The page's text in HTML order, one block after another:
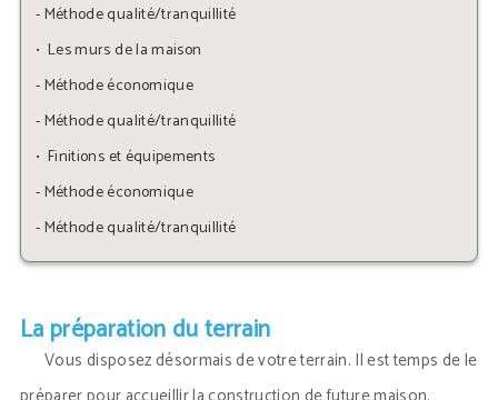
- Méthode qualité/tranquillité
•  Les murs de la maison
- Méthode économique
- Méthode qualité/tranquillité
•  Finitions et équipements
- Méthode économique
- Méthode qualité/tranquillité
La préparation du terrain
Vous disposez désormais de votre terrain. Il est temps de le